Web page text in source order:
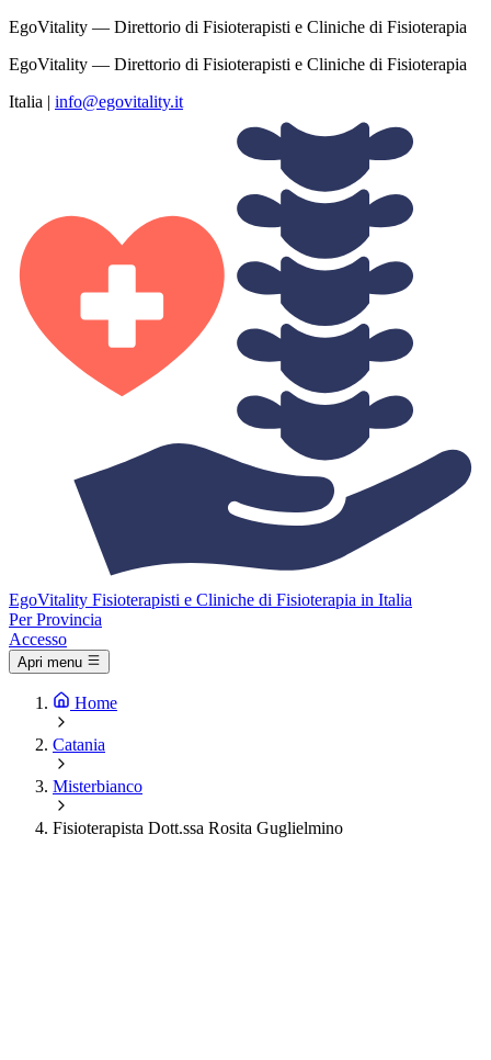
EgoVitality — Direttorio di Fisioterapisti e Cliniche di Fisioterapia
EgoVitality — Direttorio di Fisioterapisti e Cliniche di Fisioterapia
Italia | info@egovitality.it
EgoVitality Fisioterapisti e Cliniche di Fisioterapia in Italia
Per Provincia
Accesso
Apri menu
Home
Catania
Misterbianco
Fisioterapista Dott.ssa Rosita Guglielmino